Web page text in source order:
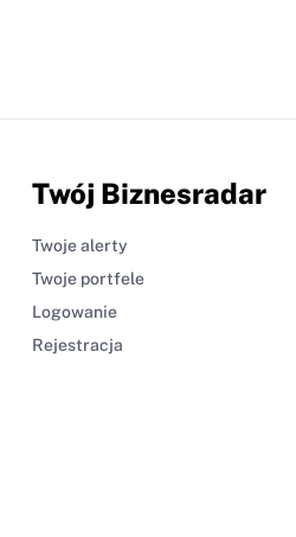
Twój Biznesradar
Twoje alerty
Twoje portfele
Logowanie
Rejestracja